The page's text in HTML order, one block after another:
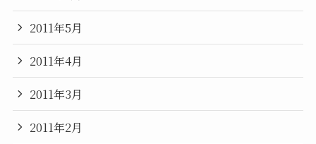
2011年5月
2011年4月
2011年3月
2011年2月